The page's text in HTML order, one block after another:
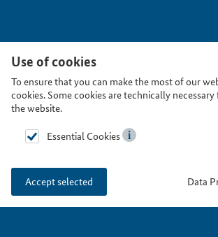
Use of cookies
To ensure that you can make the most of our
cookies. Some cookies are technically
the website.
Essential Cookies
Accept selected Data